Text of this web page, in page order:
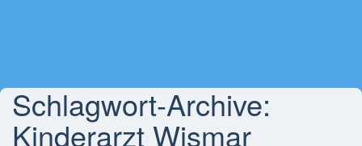
Schlagwort-Archive:
Kinderarzt Wismar